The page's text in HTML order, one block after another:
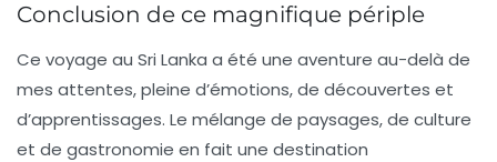
Conclusion de ce magnifique périple
Ce voyage au Sri Lanka a été une aventure au-delà de
mes attentes, pleine d’émotions, de découvertes et
d’apprentissages. Le mélange de paysages, de culture
et de gastronomie en fait une destination